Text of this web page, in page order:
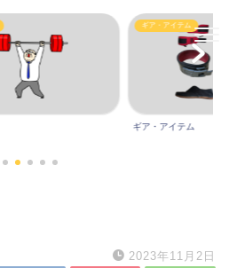
ギア・アイテム
ギア・アイテム
2023年11月2日